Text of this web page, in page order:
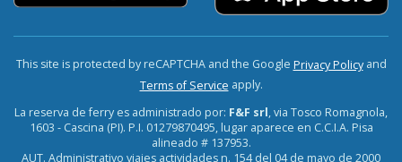
This site is protected by reCAPTCHA and the Google Privacy Policyand
Terms of Service apply.
La reserva de ferry es administrado por: F&F srl, via Tosco Romagnola,
1603 - Cascina (PI). P.I. 01279870495, lugar aparece en C.C.I.A. Pisa
alineado # 137953.
AUT. Administrativo viajes actividades n. 154 del 04 de mayo de 2000